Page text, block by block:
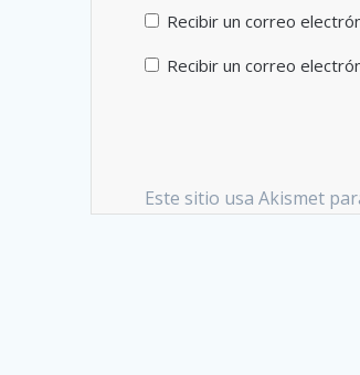
Recibir un correo
Recibir un correo
Este sitio usa Akismet